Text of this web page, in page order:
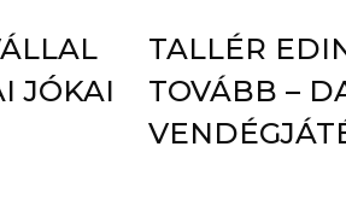
JÓKAI
TALLÉR
TOVÁBB –